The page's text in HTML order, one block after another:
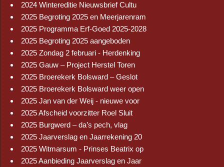
2024 Wintereditie Nieuwsbrief Cultu
2025 Begroting 2025 en Meerjarenram
2025 Programma Erf-Goed 2025-2028
2025 Begroting 2025 aangeboden
2025 Zondag 2 februari - Herdenking
2025 Gauw – Project Herstel Toren
2025 Broerekerk Bolsward – Geslot
2025 Broerekerk Bolsward weer open
2025 Jan van der Weij - nieuwe voor
2025 Afscheid voorzitter Roel Sluit
2025 Burgwerd – da’s pech, vlag
2025 Jaarverslag en Jaarrekening 20
2025 Witmarsum - Prinses Beatrix op
2025 Aanbieding Jaarverslag en Jaar